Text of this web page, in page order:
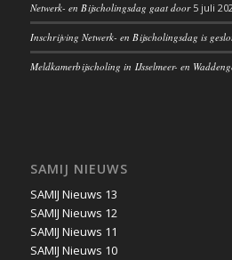
Netwerk- en Bijscholingsdag gaat door 5 juli
Inschrijving Netwerk- en Bijscholingsdag is
Meldkamerbijscholing in IJsselmeer- en
SAMIJ NIEUWS
SAMIJ Nieuws 13
SAMIJ Nieuws 12
SAMIJ Nieuws 11
SAMIJ Nieuws 10